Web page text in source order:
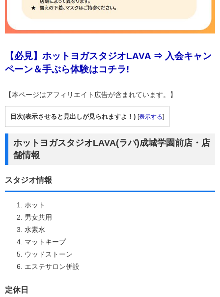
【必見】ホットヨガスタジオLAVA ⇒ 入会キャン
ペーン＆手ぶら体験はコチラ!
【本ページはアフィリエイト広告が含まれています。】
目次(表示させると見出しが見られますよ！) [表示する]
ホットヨガスタジオLAVA(ラバ)成城学園前店・店
舗情報
スタジオ情報
ホット
男女共用
水素水
マットキープ
ウッドストーン
エステサロン併設
定休日